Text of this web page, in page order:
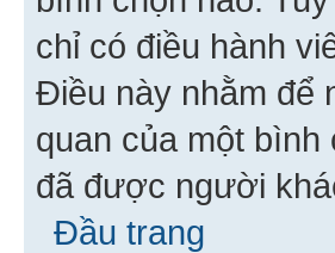
chỉ có điều hành
Điều này nhằm để
quan của một
đã được người
Đầu trang